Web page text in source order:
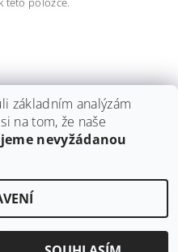
Tomáš Tichý
Upravit nastavení cookies
základním analýzám
na tom, že naše
nevyžádanou